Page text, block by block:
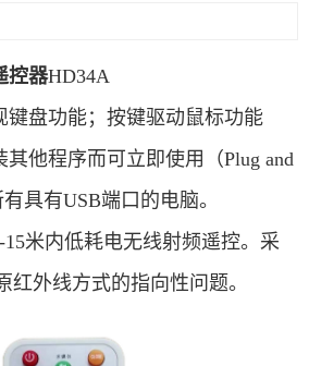
控器HD34A
盘功能； 按键驱动鼠标功能
他程序而可立即使用（Plug and
具有USB端口的电脑。
米内低耗电无线射频遥控。采
红外线方式的指向性问题。